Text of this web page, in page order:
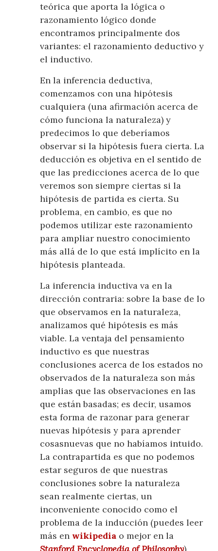
teórica que aporta la lógica o
razonamiento lógico donde
encontramos principalmente dos
variantes: el razonamiento deductivo y
el inductivo.
En la inferencia deductiva,
comenzamos con una hipótesis
cualquiera (una afirmación acerca de
cómo funciona la naturaleza) y
predecimos lo que deberíamos
observar si la hipótesis fuera cierta. La
deducción es objetiva en el sentido de
que las predicciones acerca de lo que
veremos son siempre ciertas si la
hipótesis de partida es cierta. Su
problema, en cambio, es que no
podemos utilizar este razonamiento
para ampliar nuestro conocimiento
más allá de lo que está implícito en la
hipótesis planteada.
La inferencia inductiva va en la
dirección contraria: sobre la base de lo
que observamos en la naturaleza,
analizamos qué hipótesis es más
viable. La ventaja del pensamiento
inductivo es que nuestras
conclusiones acerca de los estados no
observados de la naturaleza son más
amplias que las observaciones en las
que están basadas; es decir, usamos
esta forma de razonar para generar
nuevas hipótesis y para aprender
cosasnuevas que no habíamos intuido.
La contrapartida es que no podemos
estar seguros de que nuestras
conclusiones sobre la naturaleza
sean realmente ciertas, un
inconveniente conocido como el
problema de la inducción (puedes leer
más en wikipedia o mejor en la